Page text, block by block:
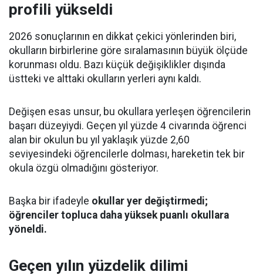
profili yükseldi
2026 sonuçlarının en dikkat çekici yönlerinden biri,
okulların birbirlerine göre sıralamasının büyük ölçüde
korunması oldu. Bazı küçük değişiklikler dışında
üstteki ve alttaki okulların yerleri aynı kaldı.
Değişen esas unsur, bu okullara yerleşen öğrencilerin
başarı düzeyiydi. Geçen yıl yüzde 4 civarında öğrenci
alan bir okulun bu yıl yaklaşık yüzde 2,60
seviyesindeki öğrencilerle dolması, hareketin tek bir
okula özgü olmadığını gösteriyor.
Başka bir ifadeyle okullar yer değiştirmedi;
öğrenciler topluca daha yüksek puanlı okullara
yöneldi.
Geçen yılın yüzdelik dilimi